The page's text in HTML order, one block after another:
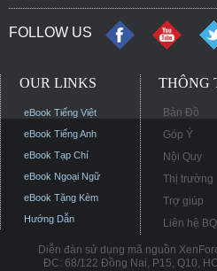
FOLLOW US
OUR LINKS
eBook Tiếng Việt
eBook Tiếng Anh
eBook Tạp Chí
eBook Ngoại Ngữ
eBook Tặng Kèm
Hướng Dẫn
THÔNG
Bản Đồ
Góp Ý
Nội Quy
Thị trường
Trợ giúp
Liên hệ
Diễn đàn sử dụng mã nguồn
ĐC: 68/122 Đồng Nai, P15, Q10,